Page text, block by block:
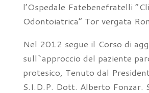
l’Ospedale Fatebenefratelli
Odontoiatrica” Tor vergata
Nel 2012 segue il Corso di
sull`approccio del paziente
protesico, Tenuto dal
S.I.D.P. Dott. Alberto Fonzar.